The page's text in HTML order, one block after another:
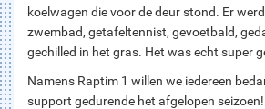
koelwagen die voor de deur stond. Er
zwembad, getafeltennist, gevoetbald,
gechilled in het gras. Het was echt super
Namens Raptim 1 willen we iedereen
support gedurende het afgelopen